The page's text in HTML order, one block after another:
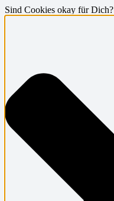
Sind Cookies okay für Dich?